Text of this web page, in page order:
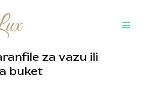
za vazu ili
buket